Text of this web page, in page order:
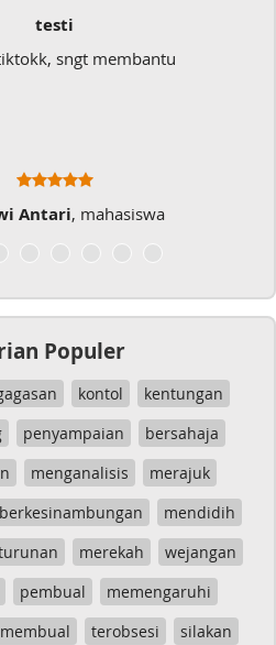
testi
sngt membantu
, mahasiswa
Populer
kontol
kentungan
penyampaian
bersahaja
menganalisis
merajuk
berkesinambungan
mendidih
merekah
wejangan
pembual
memengaruhi
membual terobsesi
silakan